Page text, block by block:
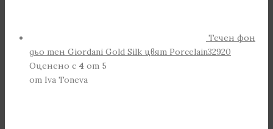
Течен фон
дьо тен Giordani Gold Silk цвят Porcelain32920
Оценено с 4 от 5
от Iva Toneva